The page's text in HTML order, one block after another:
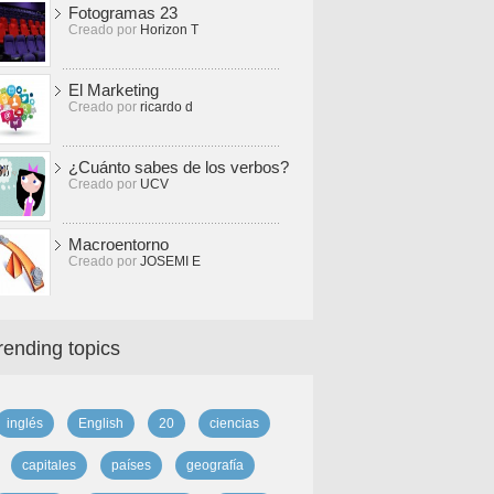
Fotogramas 23
Creado por Horizon T
El Marketing
Creado por ricardo d
¿Cuánto sabes de los verbos?
Creado por UCV
Macroentorno
Creado por JOSEMI E
topics
inglés English 20 ciencias
capitales países geografía